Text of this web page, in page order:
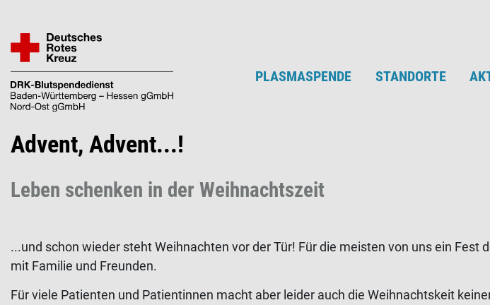
Inhalt
PLASMASPENDE STANDORTE
Advent, Advent...!
Leben schenken in der Weihnachtszeit
...und schon wieder steht Weihnachten vor der Tür! Für die meisten von uns ein Fest
mit Familie und Freunden.
Für viele Patienten und Patientinnen macht aber leider auch die Weihnachtskeit